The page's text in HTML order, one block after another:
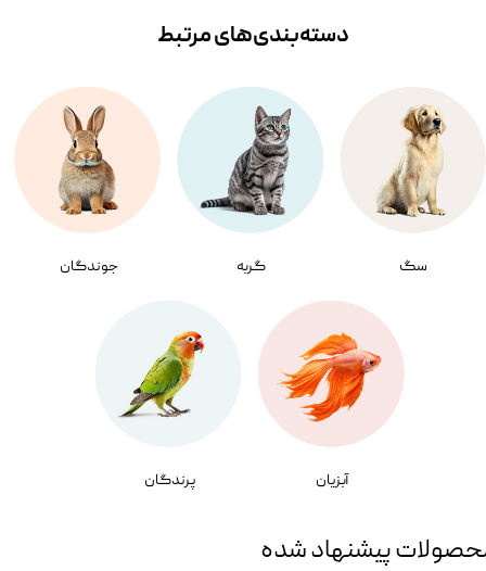
سگ گربه جوندگان
آبزیان پرندگان
دسته‌بندی‌‌های مرتبط
پیشنهاد شده